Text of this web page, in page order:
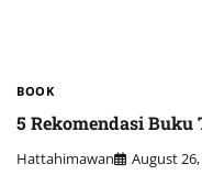
BOOK
5 Rekomendasi Buku
Hattahimawan August 26,